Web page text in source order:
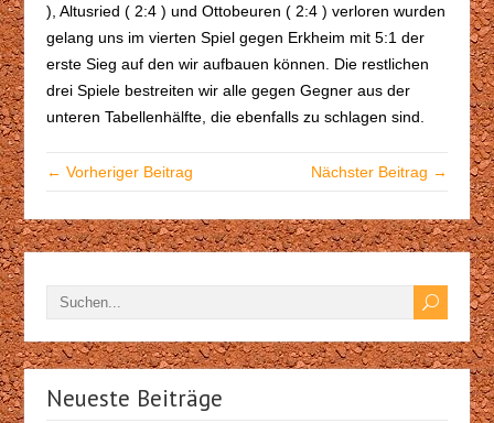
), Altusried ( 2:4 ) und Ottobeuren ( 2:4 ) verloren wurden
gelang uns im vierten Spiel gegen Erkheim mit 5:1 der
erste Sieg auf den wir aufbauen können. Die restlichen
drei Spiele bestreiten wir alle gegen Gegner aus der
unteren Tabellenhälfte, die ebenfalls zu schlagen sind.
← Vorheriger Beitrag Nächster Beitrag →
Neueste Beiträge